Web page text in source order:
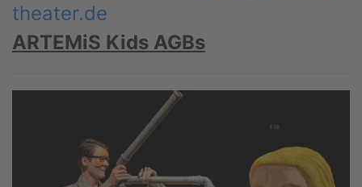
theater.de
ARTEMiS Kids AGBs